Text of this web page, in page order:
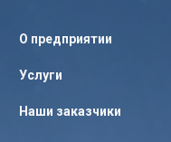
О предприятии
Услуги
Наши заказчики